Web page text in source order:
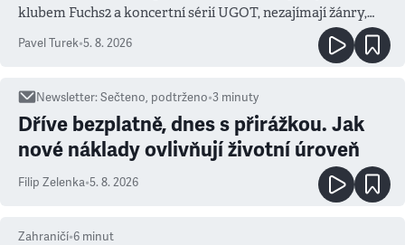
klubem Fuchs2 a koncertní sérií UGOT, nezajímají žánry,
ale atmosféra
Pavel Turek•5. 8. 2026
Newsletter:Sečteno, podtrženo•3 minuty
Dříve bezplatně, dnes s přirážkou. Jak
nové náklady ovlivňují životní úroveň
Filip Zelenka•5. 8. 2026
Zahraničí•6 minut